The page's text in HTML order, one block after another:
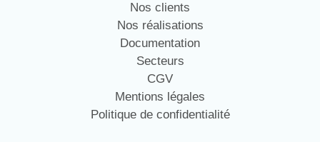
Nos clients
Nos réalisations
Documentation
Secteurs
CGV
Mentions légales
Politique de confidentialité